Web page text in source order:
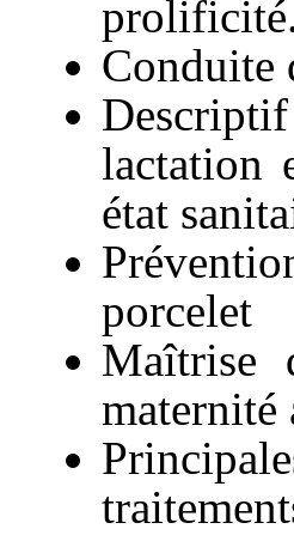
Conduite
Descriptif
lactation
état
porcelet
Maîtrise
maternité